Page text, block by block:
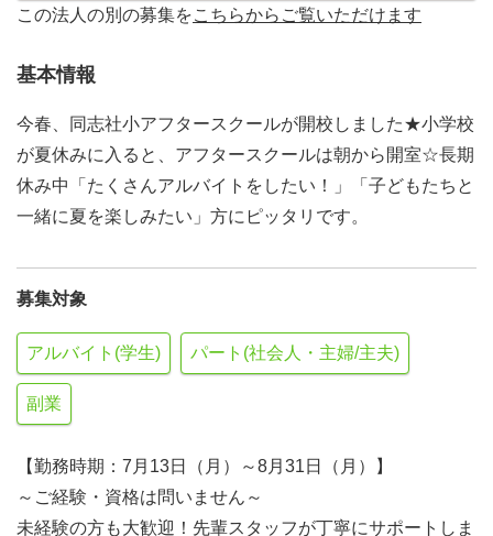
この法人の別の募集をこちらからご覧いただけます
基本情報
今春、同志社小アフタースクールが開校しました★小学校
が夏休みに入ると、アフタースクールは朝から開室☆長期
休み中「たくさんアルバイトをしたい！」「子どもたちと
一緒に夏を楽しみたい」方にピッタリです。
募集対象
アルバイト(学生) パート(社会人・主婦/主夫)
副業
【勤務時期：7月13日（月）～8月31日（月）】
～ご経験・資格は問いません～
未経験の方も大歓迎！先輩スタッフが丁寧にサポートしま